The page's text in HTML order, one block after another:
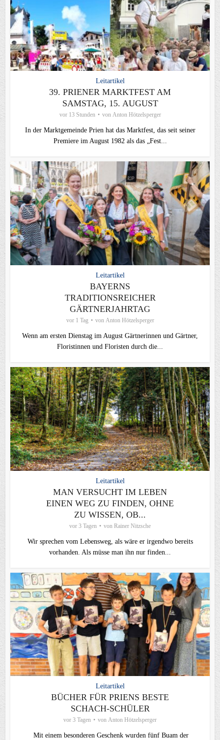
Leitartikel
39. PRIENER MARKTFEST AM
SAMSTAG, 15. AUGUST
vor 13 Stunden von Anton Hötzelsperger
In der Marktgemeinde Prien hat das Marktfest, das seit seiner
Premiere im August 1982 als das „Fest...
Leitartikel
BAYERNS
TRADITIONSREICHER
GÄRTNERJAHRTAG
vor 1 Tag von Anton Hötzelsperger
Wenn am ersten Dienstag im August Gärtnerinnen und Gärtner,
Floristinnen und Floristen durch die...
Leitartikel
MAN VERSUCHT IM LEBEN
EINEN WEG ZU FINDEN, OHNE
ZU WISSEN, OB...
vor 3 Tagen von Rainer Nitzsche
Wir sprechen vom Lebensweg, als wäre er irgendwo bereits
vorhanden. Als müsse man ihn nur finden...
Leitartikel
BÜCHER FÜR PRIENS BESTE
SCHACH-SCHÜLER
vor 3 Tagen von Anton Hötzelsperger
Mit einem besonderen Geschenk wurden fünf Buam der